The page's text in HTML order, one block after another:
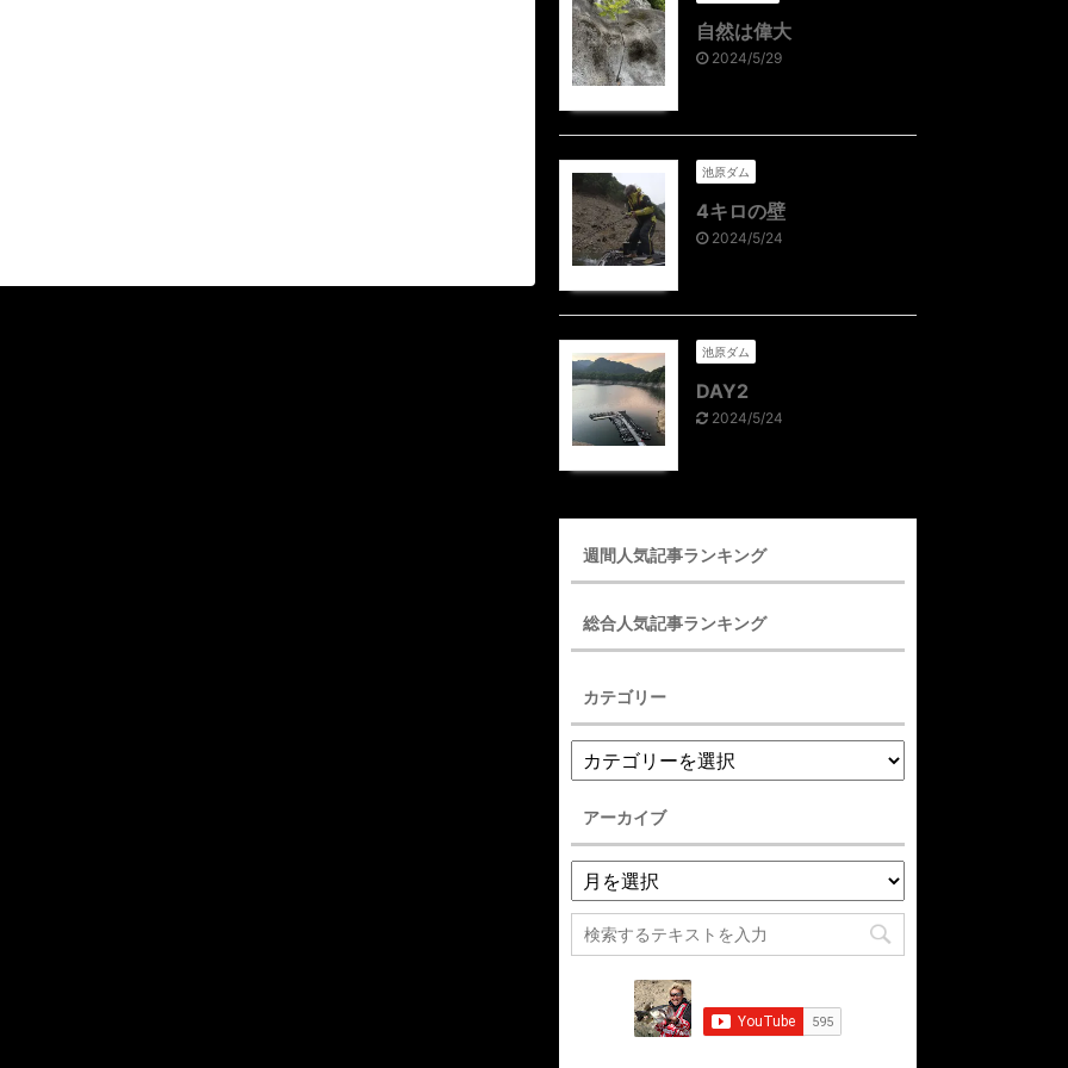
自然は偉大
2024/5/29
池原ダム
4キロの壁
2024/5/24
池原ダム
DAY2
2024/5/24
週間人気記事ランキング
総合人気記事ランキング
カテゴリー
アーカイブ